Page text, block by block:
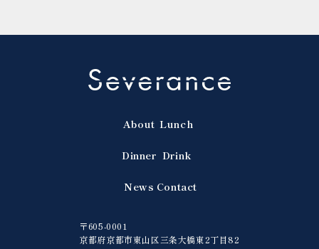
About
Dinner
News
Lunch
Drink
Contact
〒605-0001
京都府京都市東山区三条大橋東2丁目82